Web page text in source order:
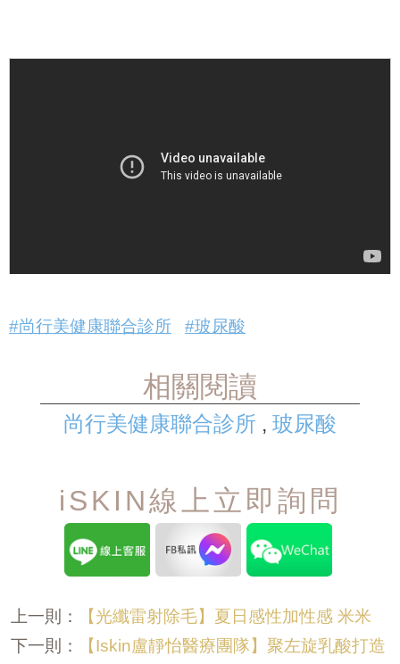
#尚行美健康聯合診所 #玻尿酸
相關閱讀
尚行美健康聯合診所 , 玻尿酸
iSKIN線上立即詢問
上一則： 【光纖雷射除毛】夏日感性加性感 米米
下一則：
【Iskin盧靜怡醫療團隊】聚左旋乳酸打造